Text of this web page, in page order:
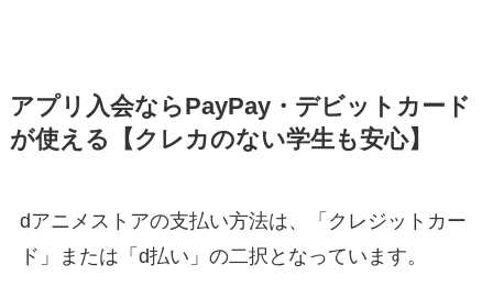
アプリ入会ならPayPay・デビットカード
が使える【クレカのない学生も安心】
dアニメストアの支払い方法は、「クレジットカー
ド」または「d払い」の二択となっています。